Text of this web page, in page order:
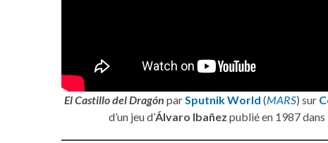
El Castillo del Dragón par Sputnik World (MARS) sur
d’un jeu d’Álvaro Ibañez publié en 1987 dans